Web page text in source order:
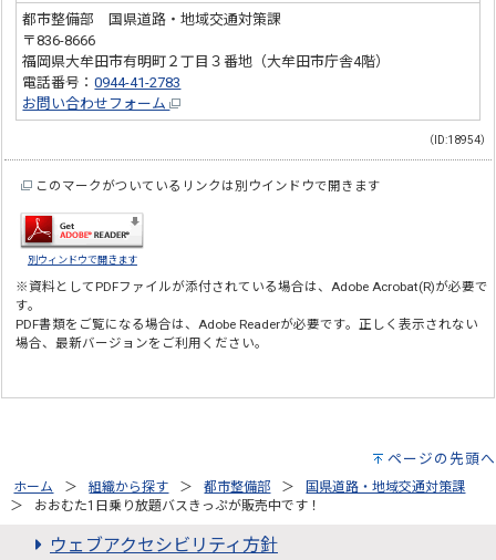
都市整備部 国県道路・地域交通対策課
〒836-8666
福岡県大牟田市有明町２丁目３番地（大牟田市庁舎4階）
電話番号：0944-41-2783
お問い合わせフォーム
（ID:18954）
このマークがついているリンクは別ウインドウで開きます
別ウィンドウで開きます
※資料としてPDFファイルが添付されている場合は、Adobe Acrobat(R)が必要で
す。
PDF書類をご覧になる場合は、Adobe Readerが必要です。正しく表示されない
場合、最新バージョンをご利用ください。
ページの先頭へ
ホーム 組織から探す 都市整備部
国県道路・地域交通対策課
おおむた1日乗り放題バスきっぷが販売中です！
ウェブアクセシビリティ方針